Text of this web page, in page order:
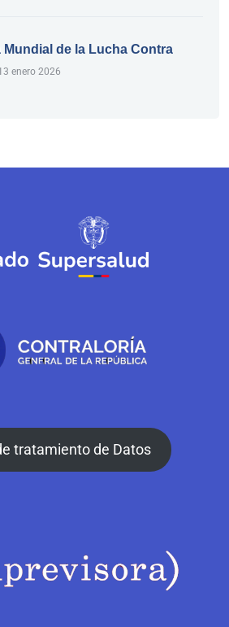
Mundial de la Lucha Contra
enero 2026
tratamiento de Datos